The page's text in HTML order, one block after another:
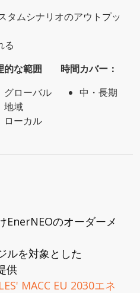
タムシナリオのアウトプッ
る
的な範囲
グローバル
地域
ローカル
時間カバー：
中・長期
EnerNEOのオーダーメ
ルを対象とした
供
MACC EU 2030エネ